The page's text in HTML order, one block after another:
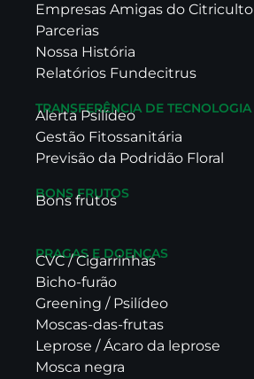
Empresas Amigas do
Parcerias
Nossa História
Relatórios Fundecitrus
TRANSFERÊNCIA DE TECNOLOGIA
Alerta Psilídeo
Gestão Fitossanitária
Previsão da Podridão Floral
BONS FRUTOS
Bons frutos
PRAGAS E DOENÇAS
CVC / Cigarrinhas
Bicho-furão
Greening / Psilídeo
Moscas-das-frutas
Leprose / Ácaro da leprose
Mosca negra